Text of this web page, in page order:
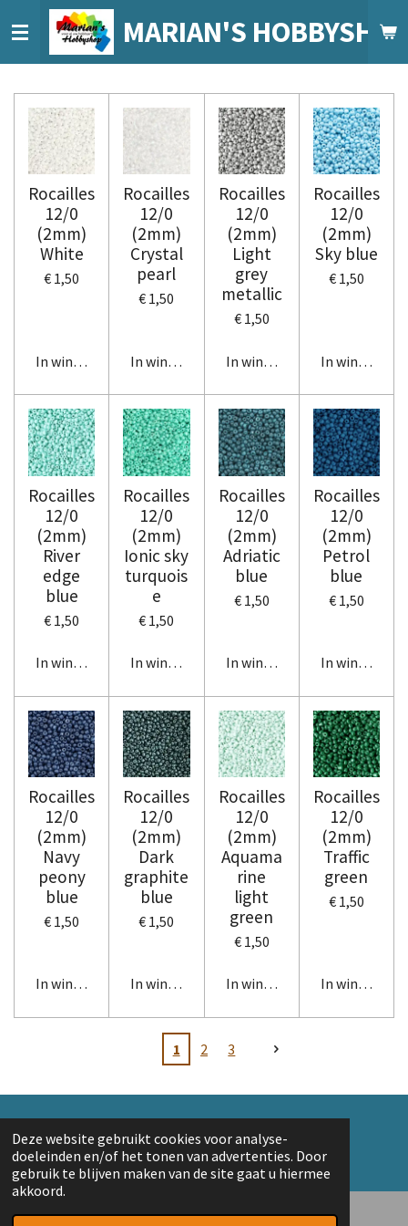
Deze website gebruikt cookies voor analyse-
doeleinden en/of het tonen van advertenties. Door
gebruik te blijven maken van de site gaat u hiermee
akkoord.
direct
naar
hoofdinhoud
MARIAN'S
Rocailles
12/0
(2mm)
White
€ 1,50
In winkelwagen
Rocailles
12/0
(2mm)
Crystal
pearl
€ 1,50
In winkelwagen
Rocailles
12/0
(2mm)
Light
grey
metallic
€ 1,50
In winkelwagen
Rocailles
12/0
(2mm)
Sky blue
€ 1,50
In
Rocailles
12/0
(2mm)
River
edge
blue
€ 1,50
In winkelwagen
Rocailles
12/0
(2mm)
Ionic sky
turquois
e
€ 1,50
In winkelwagen
Rocailles
12/0
(2mm)
Adriatic
blue
€ 1,50
In winkelwagen
Rocailles
12/0
(2mm)
Petrol
blue
€ 1,50
In
Rocailles
12/0
(2mm)
Navy
peony
blue
€ 1,50
In winkelwagen
Rocailles
12/0
(2mm)
Dark
graphite
blue
€ 1,50
In winkelwagen
Rocailles
12/0
(2mm)
Aquama
rine
light
green
€ 1,50
In winkelwagen
Rocailles
12/0
(2mm)
Traffic
green
€ 1,50
In
1 2 3
© 2018 A. v/d Top
Powered byJouwWeb